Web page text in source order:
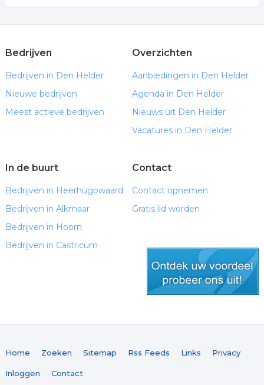
Bedrijven
Bedrijven in Den Helder
Nieuwe bedrijven
Meest actieve bedrijven
Overzichten
Aanbiedingen in Den Helder
Agenda in Den Helder
Nieuws uit Den Helder
Vacatures in Den Helder
In de buurt
Bedrijven in Heerhugowaard
Bedrijven in Alkmaar
Bedrijven in Hoorn
Bedrijven in Castricum
Contact
Contact opnemen
Gratis lid worden
Home Zoeken Sitemap Rss Feeds Links Privacy
Inloggen Contact